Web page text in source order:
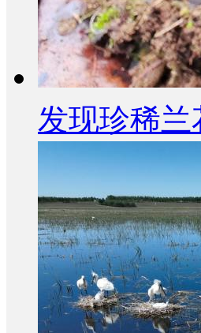
发现珍稀兰